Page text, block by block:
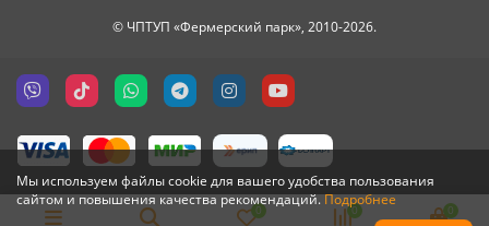
Мы используем файлы cookie для вашего удобства пользования
сайтом и повышения качества рекомендаций.Подробнее
© ЧПТУП «Фермерский парк», 2010-2026.
0 0 0